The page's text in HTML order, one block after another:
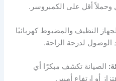
أقل على الكمبروسر.
النظيف والمضبوط كهربائيًا
لدرجة الراحة.
الصيانة تكشف مبكرًا أي
أو ارتفاع أمبير.